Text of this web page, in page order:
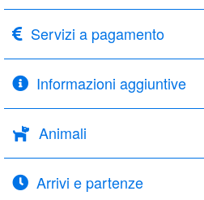
Servizi a pagamento
Informazioni aggiuntive
Animali
Arrivi e partenze